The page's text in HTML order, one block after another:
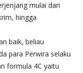
mulai dari
hingga
baik, beliau
para Perwira selaku
formula 4C yaitu